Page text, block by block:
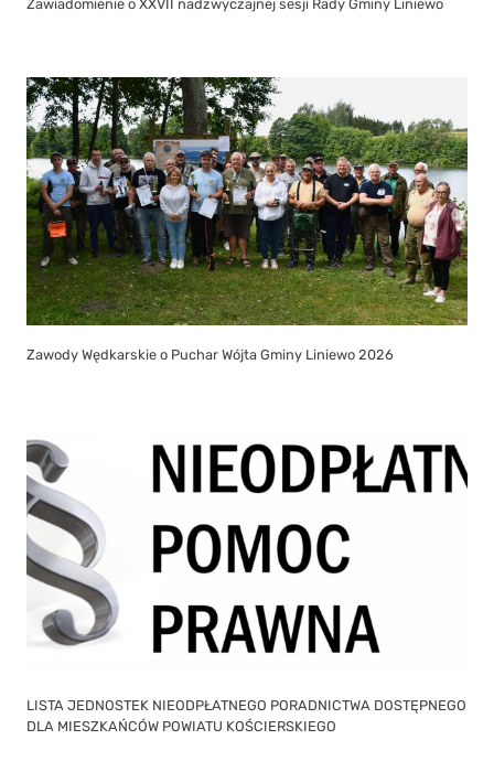
Zawiadomienie o XXVII nadzwyczajnej sesji Rady Gminy Liniewo
Zawody Wędkarskie o Puchar Wójta Gminy Liniewo 2026
LISTA JEDNOSTEK NIEODPŁATNEGO PORADNICTWA DOSTĘPNEGO
DLA MIESZKAŃCÓW POWIATU KOŚCIERSKIEGO